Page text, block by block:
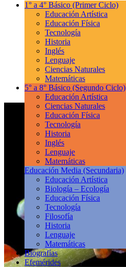
1° a 4° Básico (Primer Ciclo)
Educación Artística
Educación Física
Tecnología
Historia
Inglés
Lenguaje
Ciencias Naturales
Matemáticas
5° a 8° Básico (Segundo Ciclo)
Educación Artística
Ciencias Naturales
Educación Física
Tecnología
Historia
Inglés
Lenguaje
Matemáticas
Educación Media (Secundaria)
Educación Artística
Biología – Ecología
Educación Física
Tecnología
Filosofía
Historia
Lenguaje
Matemáticas
Biografías
Efemérides